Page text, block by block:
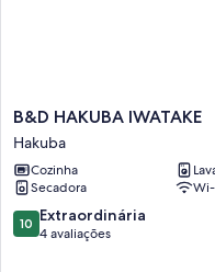
B&D
HAKUBA
IWATAKE
Hakuba
B&D HAKUBA IWATAKE
Hakuba
Cozinha
Secadora
10.0
de
10 Extraordinária
4 avaliações